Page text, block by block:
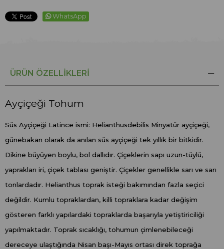
WhatsApp
ÜRÜN ÖZELLIKLERI
Ayçiçeği Tohum
Süs Ayçiçeği Latince ismi: Helianthusdebilis Minyatür ayçiçeği,
günebakan olarak da anılan süs ayçiçeği tek yıllık bir bitkidir.
Dikine büyüyen boylu, bol dallıdır. Çiçeklerin sapı uzun-tüylü,
yaprakları iri, çiçek tablası geniştir. Çiçekler genellikle sarı ve sarı
tonlardadır. Helianthus toprak isteği bakımından fazla seçici
değildir. Kumlu topraklardan, killi topraklara kadar değişim
gösteren farklı yapılardaki topraklarda başarıyla yetiştiriciliği
yapılmaktadır. Toprak sıcaklığı, tohumun çimlenebileceği
dereceye ulaştığında Nisan başı-Mayıs ortası direk toprağa